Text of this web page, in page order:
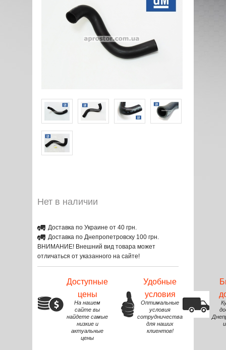
Нет в наличии
Доставка по Украине от 40 грн.
Доставка по Днепропетровску 100 грн.
ВНИМАНИЕ! Внешний вид товара может
отличаться от указанного на сайте!
Доступные
цены
На нашем
сайте вы
найдете самые
низкие и
актуальные
цены
Удобные
условия
Оптимальные
условия
сотрудничества
для наших
клиентов!